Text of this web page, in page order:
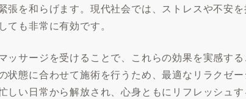
張を和らげます。現代社会では、ストレスや不安
ても非常に有効です。
ッサージを受けることで、これらの効果を実感す
状態に合わせて施術を行うため、最適なリラクゼ
しい日常から解放され、心身ともにリフレッシュ